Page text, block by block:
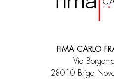
FIMA CARLO
Via
28010 Briga